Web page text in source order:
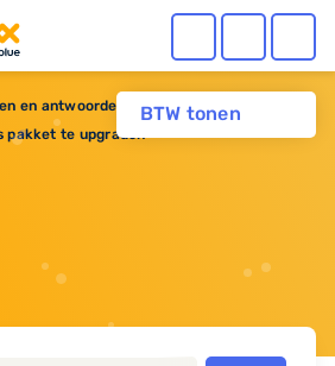
BTW tonen
en antwoorden
pakket te upgraden